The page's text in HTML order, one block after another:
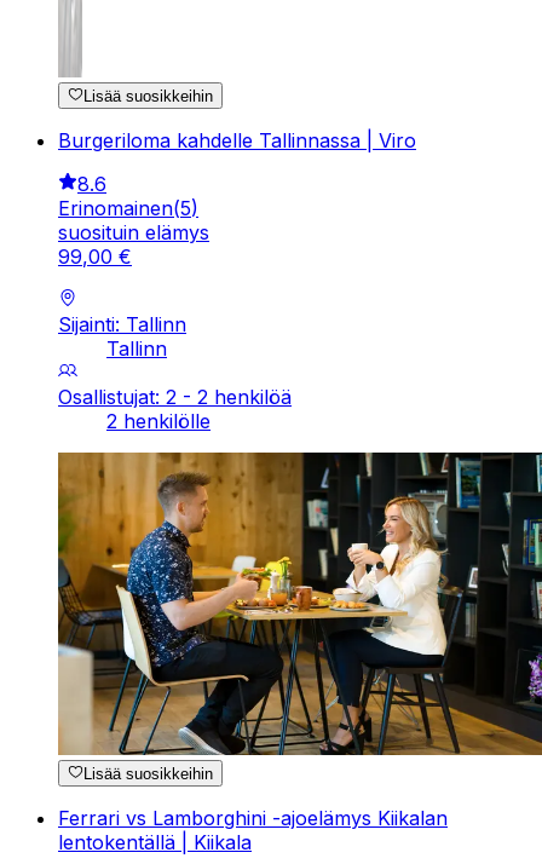
Lisää suosikkeihin
Burgeriloma kahdelle Tallinnassa | Viro
8.6
Erinomainen(5)
suosituin elämys
99,00 €
Sijainti: Tallinn
Tallinn
Osallistujat: 2 - 2 henkilöä
2 henkilölle
Lisää suosikkeihin
Ferrari vs Lamborghini -ajoelämys Kiikalan
lentokentällä | Kiikala